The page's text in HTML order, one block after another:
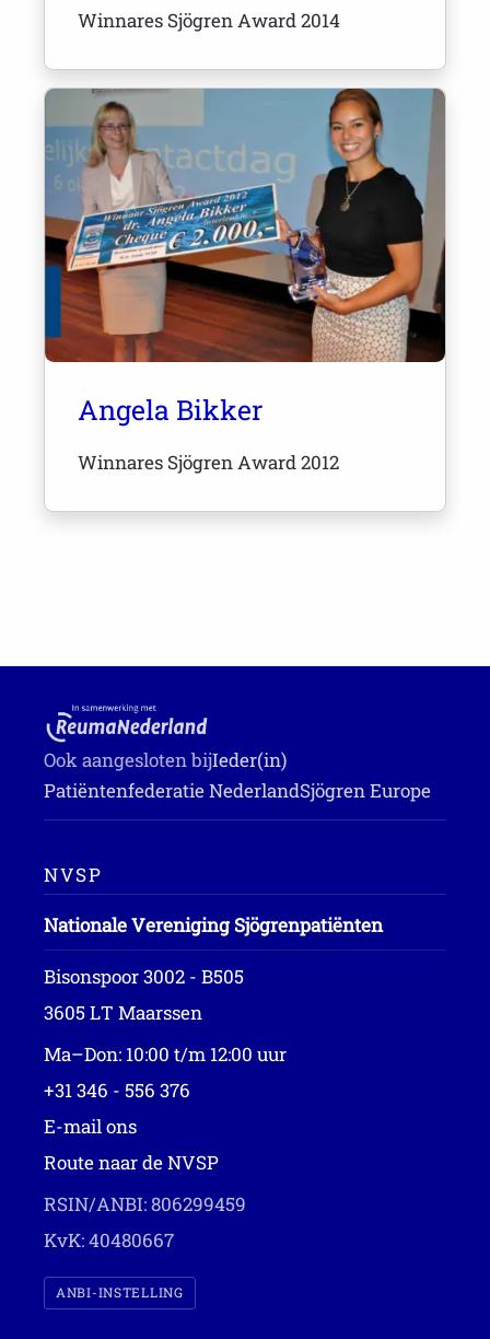
Winnares Sjögren Award 2014
Angela Bikker
Winnares Sjögren Award 2012
Ook aangesloten bijIeder(in)
Patiëntenfederatie NederlandSjögren Europe
NVSP
Nationale Vereniging Sjögrenpatiënten
Bisonspoor 3002 - B505
3605 LT Maarssen
Ma–Don: 10:00 t/m 12:00 uur
+31 346 - 556 376
E-mail ons
Route naar de NVSP
RSIN/ANBI: 806299459
KvK: 40480667
ANBI-INSTELLING